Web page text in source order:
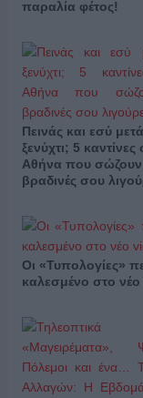
παραλία φέτος!
Πεινάς και εσύ
ξενύχτι; 5 καντίνες
Αθήνα που σώζουν
βραδινές σου
Οι «Τυπολογίες»
καλεσμένο στο